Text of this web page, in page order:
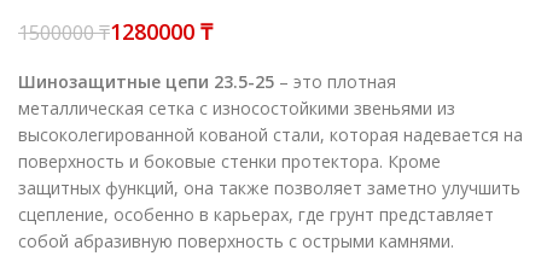
1500000₸1280000 ₸
Шинозащитные цепи 23.5-25 – это плотная
металлическая сетка с износостойкими звеньями из
высоколегированной кованой стали, которая надевается на
поверхность и боковые стенки протектора. Кроме
защитных функций, она также позволяет заметно улучшить
сцепление, особенно в карьерах, где грунт представляет
собой абразивную поверхность с острыми камнями.